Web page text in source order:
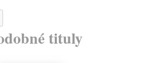
tituly